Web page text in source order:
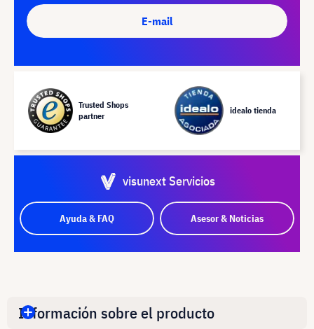
E-mail
Trusted Shops
partner
idealo tienda
visunext Servicios
Ayuda & FAQ Asesor & Noticias
Información sobre el producto